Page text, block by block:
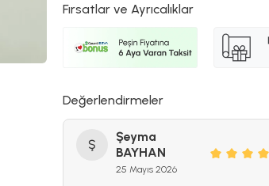
Fırsatlar ve Ayrıcalıklar
Değerlendirmeler
Ş
Şeyma
BAYHAN
25 Mayıs 2026